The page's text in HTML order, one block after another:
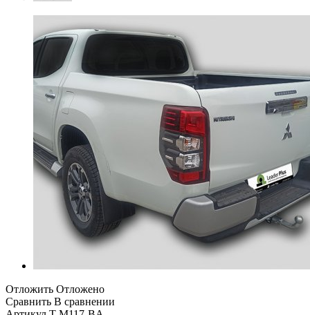
Отложить Отложено
Сравнить В сравнении